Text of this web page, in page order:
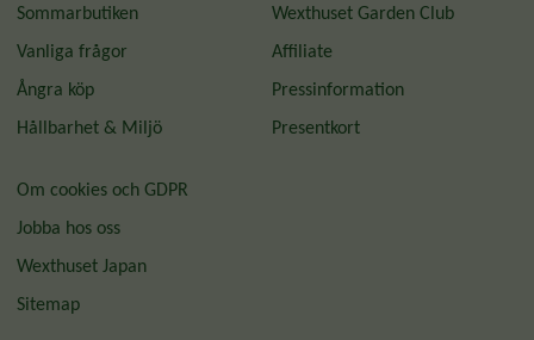
Sommarbutiken
Vanliga frågor
Ångra köp
Hållbarhet & Miljö
Wexthuset Garden Club
Affiliate
Pressinformation
Presentkort
Om cookies och GDPR
Jobba hos oss
Wexthuset Japan
Sitemap